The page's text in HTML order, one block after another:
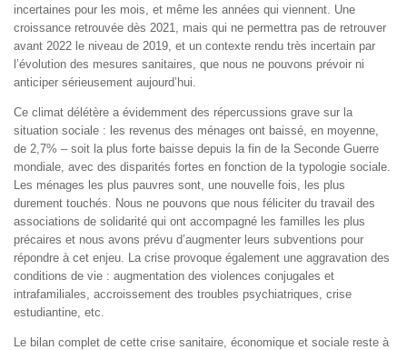
incertaines pour les mois, et même les années qui viennent. Une
croissance retrouvée dès 2021, mais qui ne permettra pas de retrouver
avant 2022 le niveau de 2019, et un contexte rendu très incertain par
l’évolution des mesures sanitaires, que nous ne pouvons prévoir ni
anticiper sérieusement aujourd’hui.
Ce climat délétère a évidemment des répercussions grave sur la
situation sociale : les revenus des ménages ont baissé, en moyenne,
de 2,7% – soit la plus forte baisse depuis la fin de la Seconde Guerre
mondiale, avec des disparités fortes en fonction de la typologie sociale.
Les ménages les plus pauvres sont, une nouvelle fois, les plus
durement touchés. Nous ne pouvons que nous féliciter du travail des
associations de solidarité qui ont accompagné les familles les plus
précaires et nous avons prévu d’augmenter leurs subventions pour
répondre à cet enjeu. La crise provoque également une aggravation des
conditions de vie : augmentation des violences conjugales et
intrafamiliales, accroissement des troubles psychiatriques, crise
estudiantine, etc.
Le bilan complet de cette crise sanitaire, économique et sociale reste à